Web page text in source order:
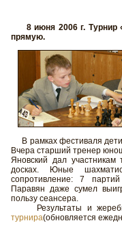
8 июня 2006 г. Турнир
прямую.
В рамках фестиваля дети
Вчера старший тренер
Яновский дал
досках. Юные
сопротивление: 7
Паравян даже сумел
пользу сеансера.
Результаты и
турнира(обновляется